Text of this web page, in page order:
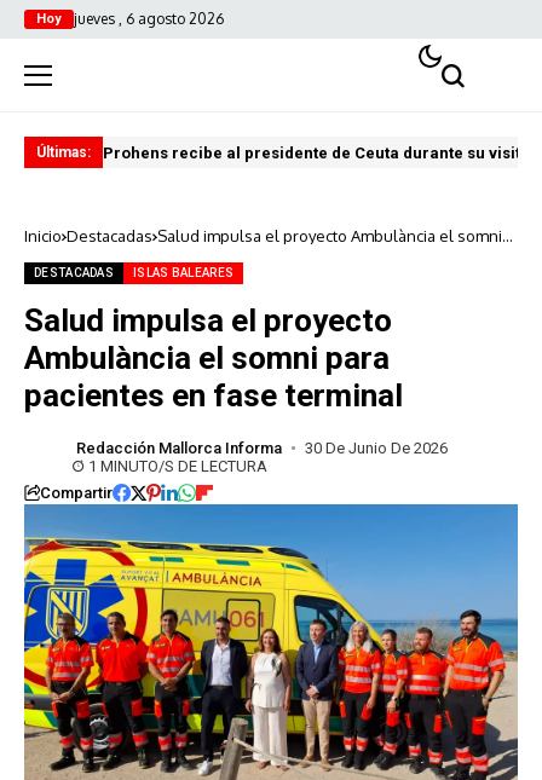
Hoy jueves , 6 agosto 2026
Últimas: Prohens recibe al presidente de Ceuta durante su visita
Inicio Destacadas Salud impulsa el proyecto Ambulància el somni
DESTACADAS ISLAS BALEARES
Salud impulsa el proyecto
Ambulància el somni para
pacientes en fase terminal
Redacción Mallorca Informa
30 De Junio De 2026
1 MINUTO/S DE LECTURA
Compartir